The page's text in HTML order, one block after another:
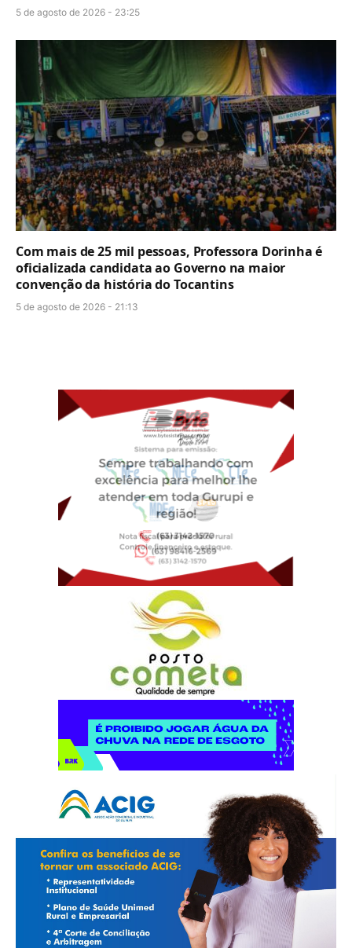
5 de agosto de 2026 - 23:25
Com mais de 25 mil pessoas, Professora Dorinha é
oficializada candidata ao Governo na maior
convenção da história do Tocantins
5 de agosto de 2026 - 21:13